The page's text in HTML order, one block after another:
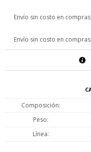
Envío sin costo en
Envío sin costo en
Composición
Peso
Línea